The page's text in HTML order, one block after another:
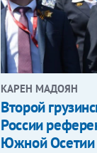
КАРЕН МАДОЯН
Второй
России
Южной Осетии